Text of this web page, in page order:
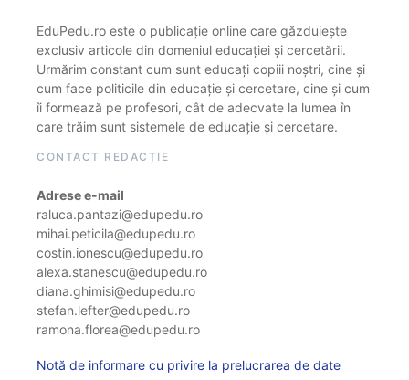
EduPedu.ro este o publicație online care găzduiește
exclusiv articole din domeniul educației și cercetării.
Urmărim constant cum sunt educați copiii noștri, cine și
cum face politicile din educație și cercetare, cine și cum
îi formează pe profesori, cât de adecvate la lumea în
care trăim sunt sistemele de educație și cercetare.
CONTACT REDACȚIE
Adrese e-mail
raluca.pantazi@edupedu.ro
mihai.peticila@edupedu.ro
costin.ionescu@edupedu.ro
alexa.stanescu@edupedu.ro
diana.ghimisi@edupedu.ro
stefan.lefter@edupedu.ro
ramona.florea@edupedu.ro
Notă de informare cu privire la prelucrarea de date